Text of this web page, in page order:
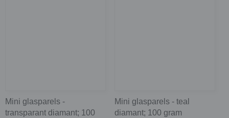
Mini glasparels -
transparant diamant; 100
Mini glasparels - teal
diamant; 100 gram